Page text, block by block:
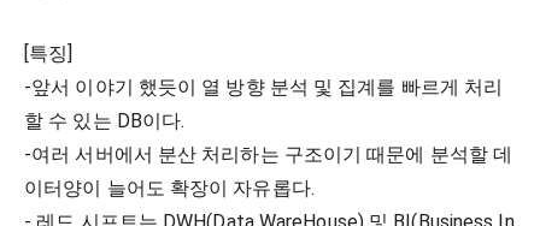
[특징]
-앞서 이야기 했듯이 열 방향 분석 및 집계를 빠르게 처리
할 수 있는 DB이다.
-여러 서버에서 분산 처리하는 구조이기 때문에 분석할 데
이터양이 늘어도 확장이 자유롭다.